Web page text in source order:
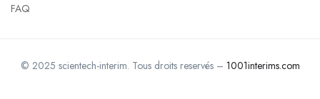
FAQ
© 2025 scientech-interim. Tous droits reservés – 1001interims.com